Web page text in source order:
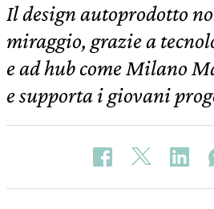
Il design autoprodotto
miraggio, grazie a
e ad hub come Milano
e supporta i giovani